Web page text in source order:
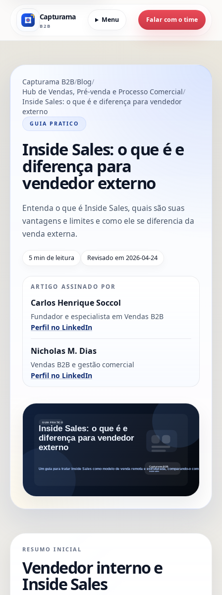
Capturama
B2B
Menu Falar com o time
Capturama B2B Blog
Hub de Vendas, Pré-venda e Processo Comercial
Inside Sales: o que é e diferença para vendedor
externo
GUIA PRATICO
Inside Sales: o que é e
diferença para
vendedor externo
Entenda o que é Inside Sales, quais são suas
vantagens e limites e como ele se diferencia da
venda externa.
5 min de leitura Revisado em 2026-04-24
ARTIGO ASSINADO POR
Carlos Henrique Soccol
Fundador e especialista em Vendas B2B
Perfil no LinkedIn
Nicholas M. Dias
Vendas B2B e gestão comercial
Perfil no LinkedIn
RESUMO INICIAL
Vendedor interno e
Inside Sales